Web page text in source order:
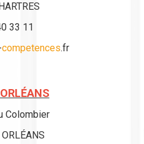
33 11
competences.fr
ORLÉANS
Colombier